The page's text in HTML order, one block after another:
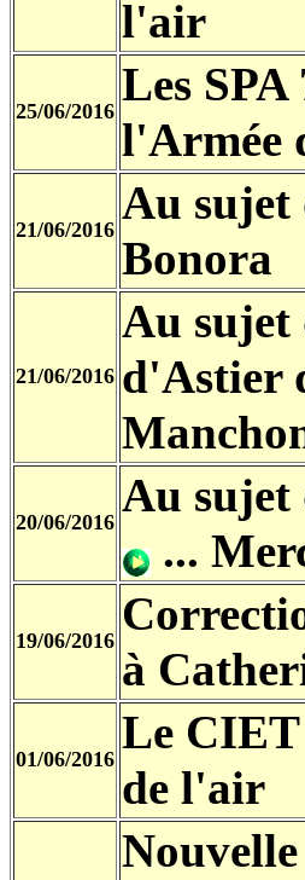
l'air
25/06/2016 Les
l'Armée
21/06/2016 Au sujet
Bonora
21/06/2016
Au sujet
d'Astier
20/06/2016 Au sujet
...
19/06/2016
à
01/06/2016 Le CIET
de l'air